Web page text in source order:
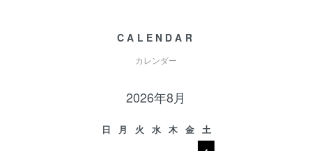
CALENDAR
カレンダー
2026年8月
日 月 火 水 木 金
土